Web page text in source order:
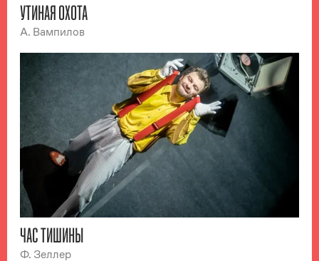
УТИНАЯ ОХОТА
А. Вампилов
ЧАС ТИШИНЫ
Ф. Зеллер